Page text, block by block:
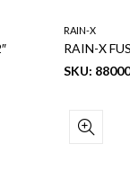
RAIN-X
RAIN-X
SKU: